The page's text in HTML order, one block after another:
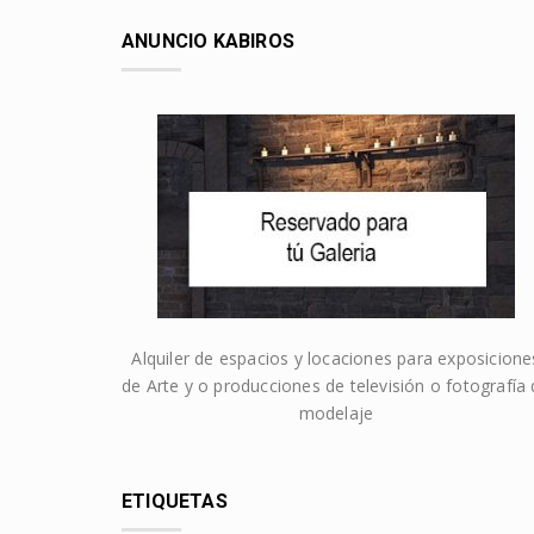
ANUNCIO KABIROS
Alquiler de espacios y locaciones para
de Arte y o producciones de televisión o fotografía
modelaje
ETIQUETAS